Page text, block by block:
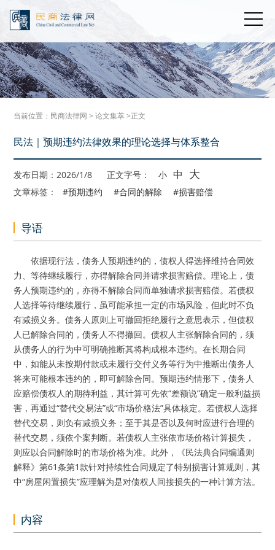
当前位置： 民商法律网 >论文集萃>正文
民法｜预期违约法律效果的理论选择与体系整合
发布日期：2026/1/8 正文字号： 小 中 大
文章标签： #预期违约 #合同的解除 #损害赔偿
导语
依据现行法，债务人预期违约的，债权人得选择维持合同效
力、等待继续履行，亦得解除合同并请求损害赔偿。理论上，债
务人预期违约的，亦得不解除合同而单独请求损害赔偿。若债权
人选择等待继续履行，虽可能承担一定的市场风险，但此时不负
有减损义务。债务人原则上可撤回拒绝履行之意思表示，但债权
人已解除合同的，债务人不得撤回。债权人主张解除合同的，须
从债务人的行为中可明确推断其将构成根本违约。在长期合同
中，如能从未按期付款或未履行交付义务等行为中推断出债务人
将来可能根本违约的，即可解除合同。预期违约情形下，债务人
应赔偿债权人的期待利益，其计算可先依“差额说”确定一般利益损
害，再通过“替代交易法”或“市场价格法”具体核定。若债权人选择
替代交易，则负有减损义务；至于其是否以及何时应进行合理的
替代交易，须依个案判断。若债权人主张依市场价格计算损失，
则应以合同解除时的市场价格为准。此外，《民法典合同编通则
解释》第61条第1款针对持续性合同规定了特别损害计算规则，其
中“房屋闲置损失”应理解为是对债权人间接损失的一种计算方法。
内容